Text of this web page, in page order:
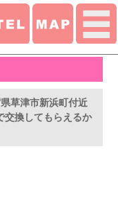
草津市新浜町付近
交換してもらえるか